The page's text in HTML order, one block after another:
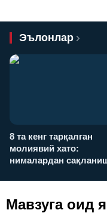
Эълонлар
8 та кенг тарқалган
молиявий хато:
нималардан
Мавзуга оид